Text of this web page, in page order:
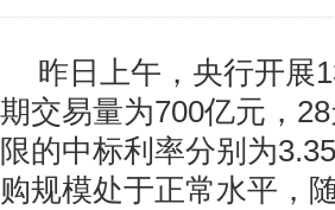
昨日上午，央行开展
期交易量为700亿元，
限的中标利率分别为
购规模处于正常水平，